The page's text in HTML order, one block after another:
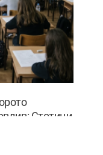
Стотици
за по-